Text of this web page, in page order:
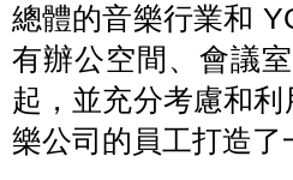
總體的音樂行業和
有辦公空間、會議
起，並充分考慮和
樂公司的員工打造